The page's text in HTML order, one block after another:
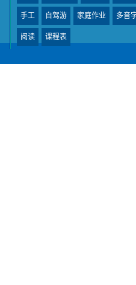
手工 自驾游 家庭作业 多音
阅读 课程表